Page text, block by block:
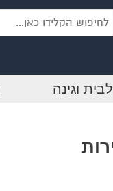
לבית וגינה